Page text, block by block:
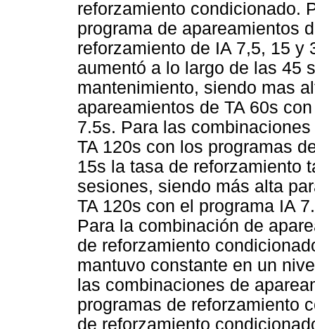
reforzamiento condicionado.
programa de apareamientos
reforzamiento de IA 7,5, 15 y
aumentó a lo largo de las 45
mantenimiento, siendo mas
apareamientos de TA 60s
7.5s. Para las
TA 120s con los programas
15s la tasa de reforzamiento
sesiones, siendo más alta
TA 120s con el programa IA
Para la combinación de
de reforzamiento
mantuvo constante en un
las combinaciones de
programas de reforzamiento
de reforzamiento